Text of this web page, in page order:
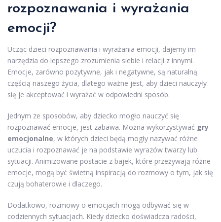
rozpoznawania i wyrażania
emocji?
Ucząc dzieci rozpoznawania i wyrażania emocji, dajemy im
narzędzia do lepszego zrozumienia siebie i relacji z innymi.
Emocje, zarówno pozytywne, jak i negatywne, są naturalną
częścią naszego życia, dlatego ważne jest, aby dzieci nauczyły
się je akceptować i wyrażać w odpowiedni sposób.
Jednym ze sposobów, aby dziecko mogło nauczyć się
rozpoznawać emocje, jest zabawa. Można wykorzystywać gry
emocjonalne, w których dzieci będą mogły nazywać różne
uczucia i rozpoznawać je na podstawie wyrazów twarzy lub
sytuacji. Animizowane postacie z bajek, które przeżywają różne
emocje, mogą być świetną inspiracją do rozmowy o tym, jak się
czują bohaterowie i dlaczego.
Dodatkowo, rozmowy o emocjach mogą odbywać się w
codziennych sytuacjach. Kiedy dziecko doświadcza radości,